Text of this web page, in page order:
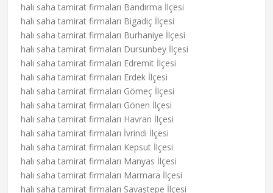
halı saha tamirat firmaları Bandırma İlçesi
halı saha tamirat firmaları Bigadiç İlçesi
halı saha tamirat firmaları Burhaniye İlçesi
halı saha tamirat firmaları Dursunbey İlçesi
halı saha tamirat firmaları Edremit İlçesi
halı saha tamirat firmaları Erdek İlçesi
halı saha tamirat firmaları Gömeç İlçesi
halı saha tamirat firmaları Gönen İlçesi
halı saha tamirat firmaları Havran İlçesi
halı saha tamirat firmaları İvrindi İlçesi
halı saha tamirat firmaları Kepsut İlçesi
halı saha tamirat firmaları Manyas İlçesi
halı saha tamirat firmaları Marmara İlçesi
halı saha tamirat firmaları Savaştepe İlçesi